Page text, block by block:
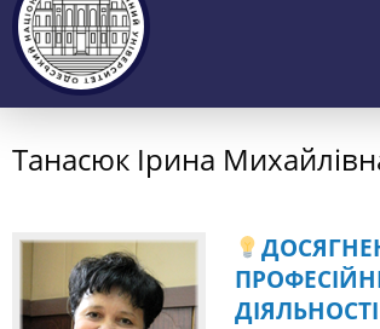
Танасюк Ірина
ДІЯЛЬНОСТІ